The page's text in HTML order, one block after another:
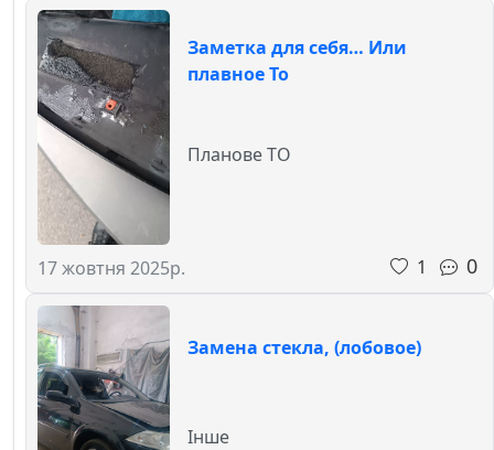
Заметка для себя… Или
плавное То
17 жовтня 2025р.
Планове ТО
1 0
Замена стекла, (лобовое)
Інше